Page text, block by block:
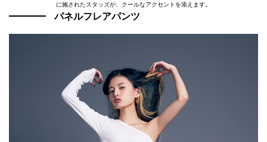
に施されたスタッズが、クールなアクセントを添えます。
パネルフレアパンツ